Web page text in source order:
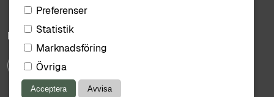
Följ oss:
Preferenser
Statistik
Marknadsföring
Övriga
Acceptera Avvisa